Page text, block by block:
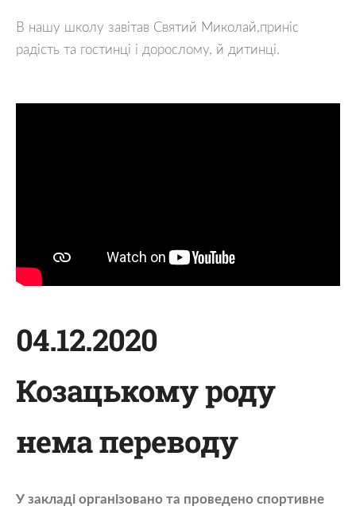
В нашу школу завітав Святий Миколай,приніс
радість та гостинці і дорослому, й дитинці.
04.12.2020
Козацькому роду
нема переводу
У закладі організовано та проведено спортивне